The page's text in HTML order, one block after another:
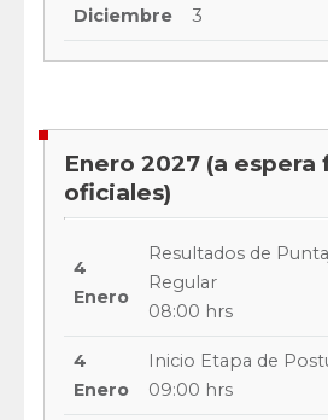
Diciembre
3
Enero 2027 (a espera
oficiales)
4
Enero
Resultados de
Regular
08:00 hrs
4
Enero
Inicio Etapa de
09:00 hrs